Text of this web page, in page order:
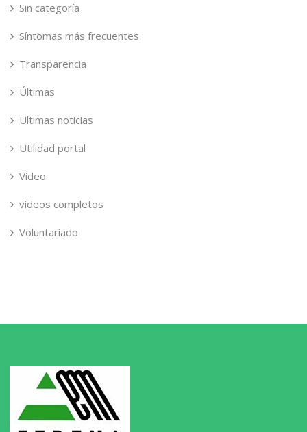
Sin categoría
Síntomas más frecuentes
Transparencia
Últimas
Ultimas noticias
Utilidad portal
Video
videos completos
Voluntariado